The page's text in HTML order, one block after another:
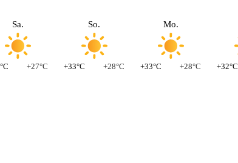
Sa.
+27°C
So.
+33°C +28°C
Mo.
+33°C +28°C +32°C